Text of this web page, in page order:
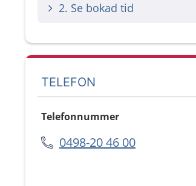
2. Se bokad tid
TELEFON
Telefonnummer
0498-20 46 00